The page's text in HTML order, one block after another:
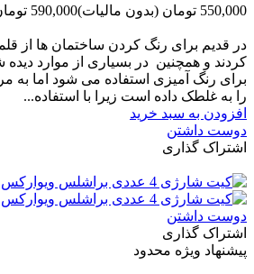
550,000 تومان (بدون مالیات)590,000 تومان
در قدیم برای رنگ کردن ساختمان ها از
کردند و همچنین در بسیاری از موارد دیده
برای رنگ آمیزی استفاده می شود اما به
را به غلطک داده است زیرا با استفاده...
افزودن به سبد خرید
دوست داشتن
اشتراک گذاری
دوست داشتن
اشتراک گذاری
پیشنهاد ویژه محدود